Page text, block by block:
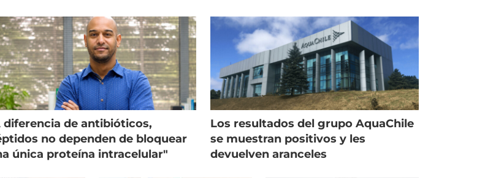
diferencia de antibióticos,
no dependen de bloquear
única proteína intracelular"
Los resultados del grupo AquaChile
se muestran positivos y les
devuelven aranceles